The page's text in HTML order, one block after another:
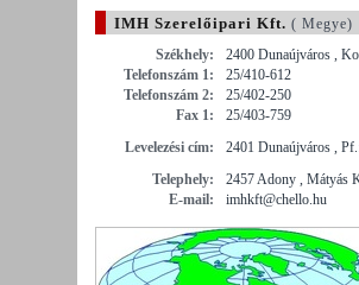
IMH Szerelőipari Kft. ( Megye)
Székhely:
2400 Dunaújváros ,
Telefonszám 1:
25/410-612
Telefonszám 2:
25/402-250
Fax 1:
25/403-759
Levelezési cím:
2401 Dunaújváros ,
Telephely:
2457 Adony , Mátyás
E-mail:
imhkft@chello.hu